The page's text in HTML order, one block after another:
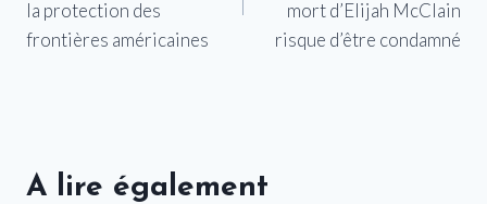
l’article
la protection des
frontières américaines
mort d’Elijah McClain
risque d’être condamné
A lire également